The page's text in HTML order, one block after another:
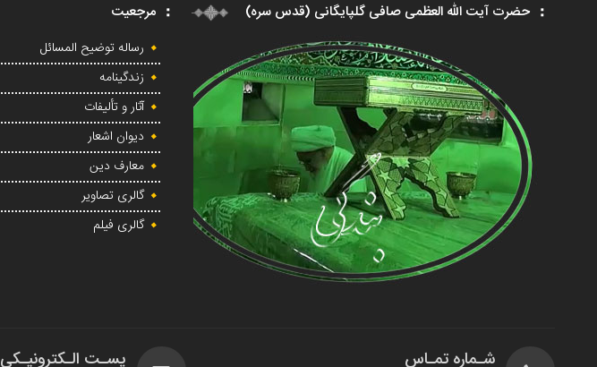
حضرت آیت الله العظمی صافی گلپایگانی (قدس سره) مرجعیت
رساله توضیح المسائل
زندگینامه
آثار و تألیفات
دیوان اشعار
معارف دین
گالری تصاویر
گالری فیلم
شـماره تمـاس پسـت الـکترونیـکی